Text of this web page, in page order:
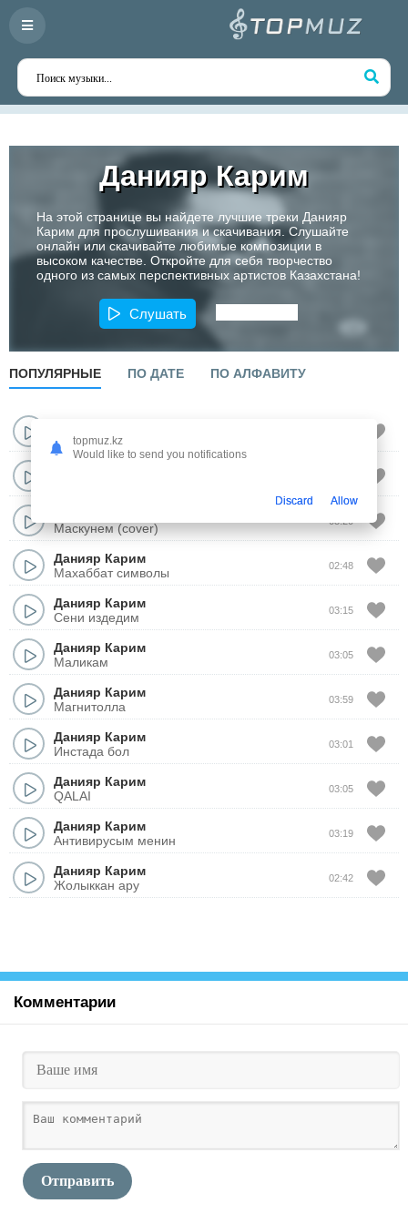
Данияр Карим
На этой странице вы найдете лучшие треки Данияр
Карим для прослушивания и скачивания. Слушайте
онлайн или скачивайте любимые композиции в
высоком качестве. Откройте для себя творчество
одного из самых перспективных артистов Казахстана!
Слушать
ПОПУЛЯРНЫЕ ПО ДАТЕ ПО АЛФАВИТУ
Ер махаббат (cover)
Маскунем (cover)
03:20
Данияр Карим
Махаббат символы
02:48
Данияр Карим
Сени издедим
03:15
Данияр Карим
Маликам
03:05
Данияр Карим
Магнитолла
03:59
Данияр Карим
Инстада бол
03:01
Данияр Карим
QALAI
03:05
Данияр Карим
Антивирусым менин
03:19
Данияр Карим
Жолыккан ару
02:42
Комментарии
Отправить
topmuz.kz
Would like to send you notifications
Discard Allow